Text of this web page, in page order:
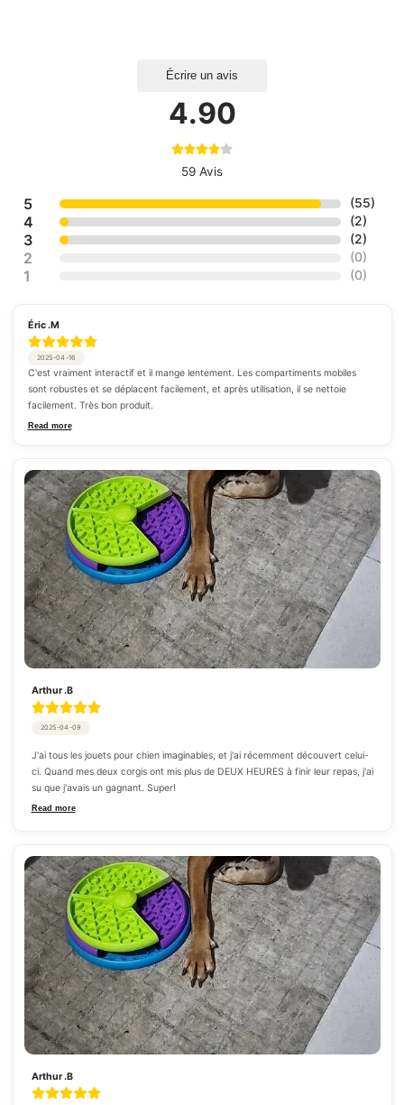
Écrire un avis
4.90
59 Avis
5 (55)
4 (2)
3 (2)
2 (0)
1 (0)
Éric .M
2025-04-16
C'est vraiment interactif et il mange lentement. Les compartiments mobiles
sont robustes et se déplacent facilement, et après utilisation, il se nettoie
facilement. Très bon produit.
Read more
Arthur .B
2025-04-09
J'ai tous les jouets pour chien imaginables, et j'ai récemment découvert celui-
ci. Quand mes deux corgis ont mis plus de DEUX HEURES à finir leur repas, j'ai
su que j'avais un gagnant. Super!
Read more
Arthur .B